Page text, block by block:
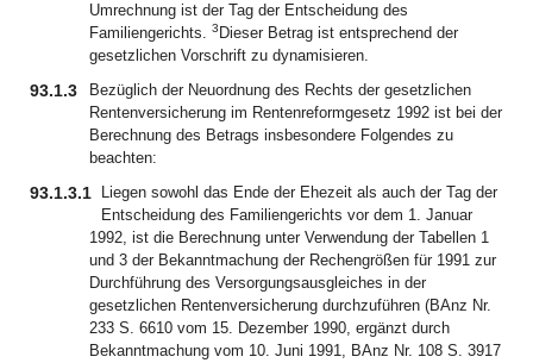
Umrechnung ist der Tag der Entscheidung des
Familiengerichts. 3 Dieser Betrag ist entsprechend der
gesetzlichen Vorschrift zu dynamisieren.
93.1.3
Bezüglich der Neuordnung des Rechts der gesetzlichen
Rentenversicherung im Rentenreformgesetz 1992 ist bei der
Berechnung des Betrags insbesondere Folgendes zu
beachten:
93.1.3.1
Liegen sowohl das Ende der Ehezeit als auch der Tag der
Entscheidung des Familiengerichts vor dem 1. Januar
1992, ist die Berechnung unter Verwendung der Tabellen 1
und 3 der Bekanntmachung der Rechengrößen für 1991 zur
Durchführung des Versorgungsausgleiches in der
gesetzlichen Rentenversicherung durchzuführen (BAnz Nr.
233 S. 6610 vom 15. Dezember 1990, ergänzt durch
Bekanntmachung vom 10. Juni 1991, BAnz Nr. 108 S. 3917